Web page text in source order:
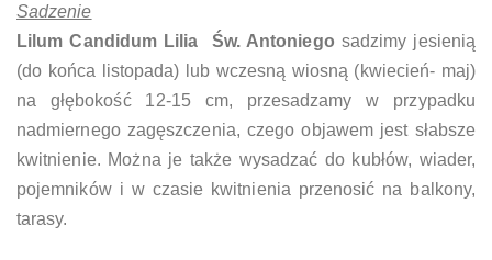
Sadzenie
Lilum Candidum Lilia Św. Antoniego sadzimy jesienią
(do końca listopada) lub wczesną wiosną (kwiecień- maj)
na głębokość 12-15 cm, przesadzamy w przypadku
nadmiernego zagęszczenia, czego objawem jest słabsze
kwitnienie. Można je także wysadzać do kubłów, wiader,
pojemników i w czasie kwitnienia przenosić na balkony,
tarasy.